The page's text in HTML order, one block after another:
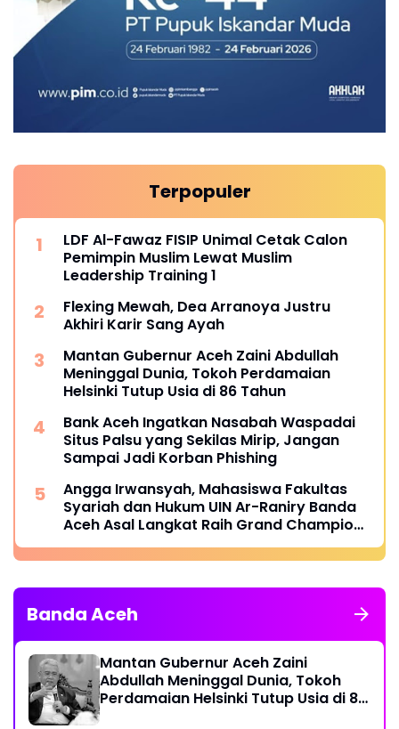
Terpopuler
LDF Al-Fawaz FISIP Unimal Cetak Calon
Pemimpin Muslim Lewat Muslim
Leadership Training 1
Flexing Mewah, Dea Arranoya Justru
Akhiri Karir Sang Ayah
Mantan Gubernur Aceh Zaini Abdullah
Meninggal Dunia, Tokoh Perdamaian
Helsinki Tutup Usia di 86 Tahun
Bank Aceh Ingatkan Nasabah Waspadai
Situs Palsu yang Sekilas Mirip, Jangan
Sampai Jadi Korban Phishing
Angga Irwansyah, Mahasiswa Fakultas
Syariah dan Hukum UIN Ar-Raniry Banda
Aceh Asal Langkat Raih Grand Champion
Future Competition X ASIA 2026
Banda Aceh
Mantan Gubernur Aceh Zaini
Abdullah Meninggal Dunia, Tokoh
Perdamaian Helsinki Tutup Usia di 86